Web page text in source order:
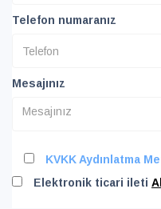
Telefon numaranız
Mesajınız
KVKK Aydınlatma
Elektronik ticari ileti